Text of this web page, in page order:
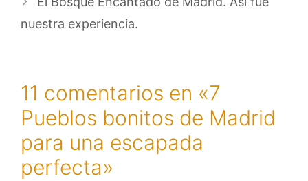
nuestra experiencia.
11 comentarios en «7
Pueblos bonitos de Madrid
para una escapada
perfecta»